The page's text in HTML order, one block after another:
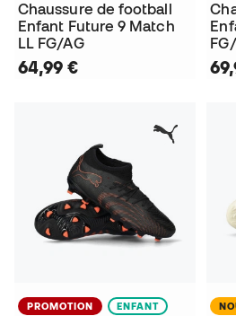
Chaussure de football
Enfant Future 9 Match
LL FG/AG
64,99 €
PROMOTION ENFANT